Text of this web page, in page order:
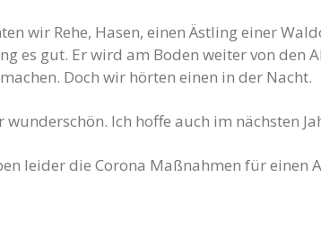
wir Rehe, Hasen, einen Ästling einer
es gut. Er wird am Boden weiter von
Doch wir hörten einen in der Nacht.
wunderschön. Ich hoffe auch im nächsten
leider die Corona Maßnahmen für einen